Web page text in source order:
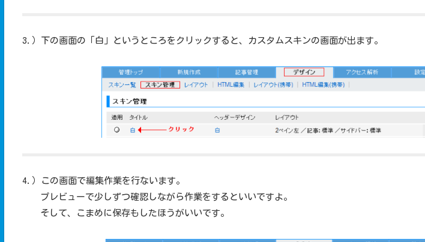
3.）下の画面の「白」というところをクリックすると、カスタムスキンの画面が出ます。
4.）この画面で編集作業を行ないます。
プレビューで少しずつ確認しながら作業をするといいですよ。
そして、こまめに保存もしたほうがいいです。